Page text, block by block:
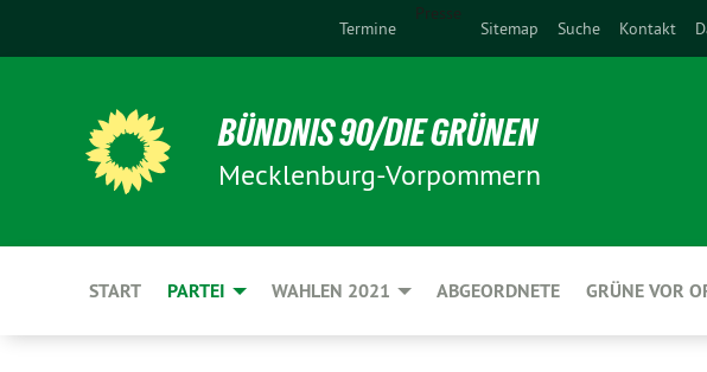
Termine
Presse
Sitemap Suche Kontakt
BÜNDNIS 90/DIE GRÜNEN
Mecklenburg-Vorpommern
START PARTEI WAHLEN 2021 ABGEORDNETE GRÜNE VOR